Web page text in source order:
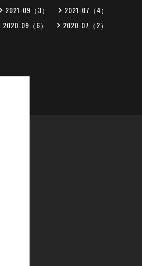
2021-09（3）
2021-07（4）
2020-09（6）
2020-07（2）